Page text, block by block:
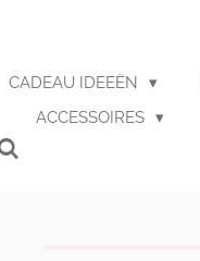
CADEAU IDEEËN
ACCESSOIRES